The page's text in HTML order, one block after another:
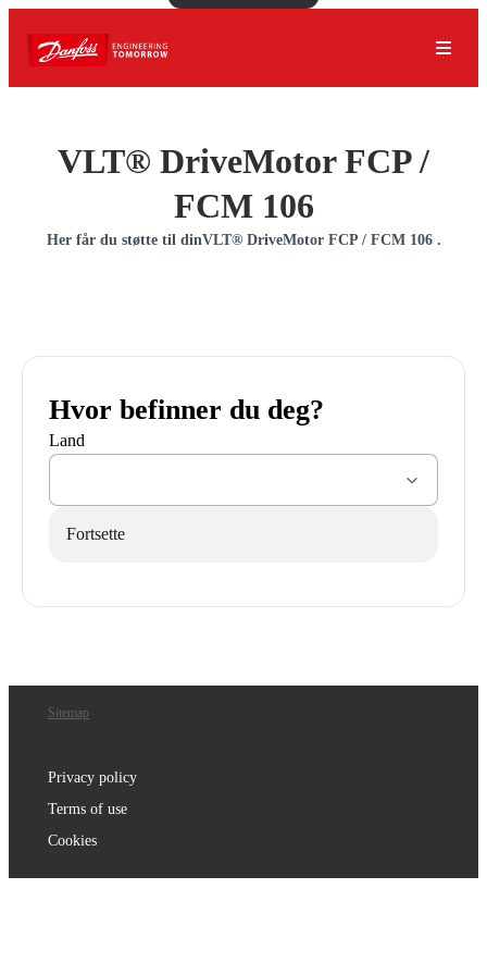
VLT® DriveMotor FCP /
FCM 106
Her får du støtte til dinVLT® DriveMotor FCP / FCM 106 .
Hvor befinner du deg?
Land
Fortsette
Sitemap
Privacy policy
Terms of use
Cookies